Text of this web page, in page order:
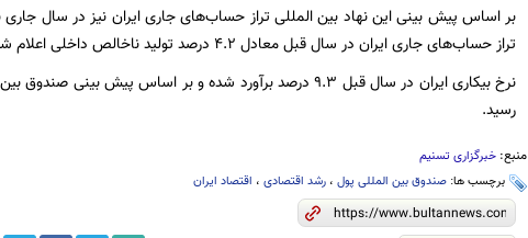
تراز حساب‌های جاری ایران در سال قبل معادل ۴.۲ درصد تولید ناخالص داخلی اعلام شده بود.
رسید.
منبع: خبرگزاری تسنیم
برچسب ها: صندوق بین المللی پول، رشد اقتصادی، اقتصاد ایران